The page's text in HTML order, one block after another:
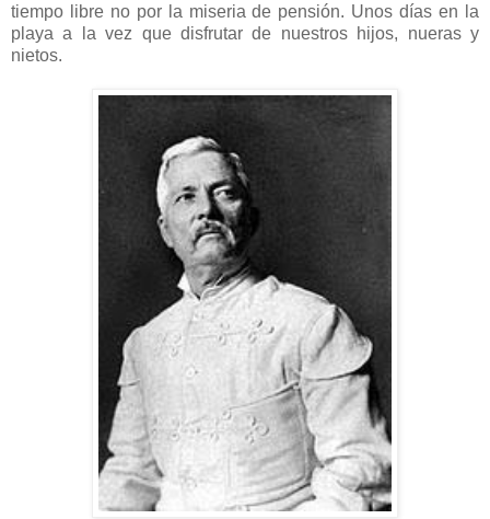
tiempo libre no por la miseria de pensión. Unos días en la
playa a la vez que disfrutar de nuestros hijos, nueras y
nietos.